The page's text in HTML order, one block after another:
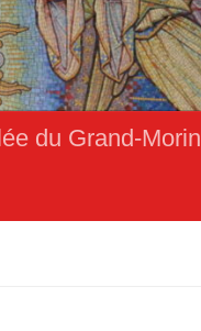
du Grand-Morin